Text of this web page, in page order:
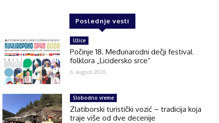
Poslednje vesti
Užice
Počinje 18. Međunarodni dečji festival
folklora „Licidersko srce“
6. avgust 2026.
Slobodno vreme
Zlatiborski turistički vozić – tradicija koja
traje više od dve decenije